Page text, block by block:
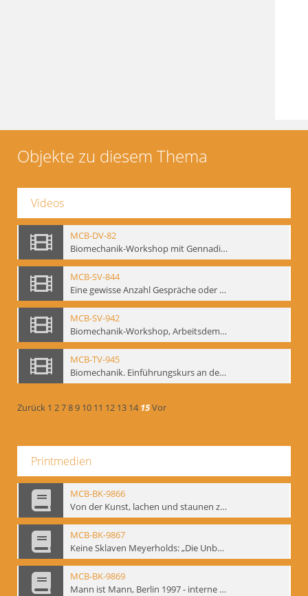
Objekte zu diesem Thema
Videos
MCB-DV-82
Biomechanik-Workshop mit Gennadij Bogdanow, Berlin, 1997
MCB-SV-844
Eine gewisse Anzahl Gespräche oder das völlig unbearbeitete Stundenbuch, Berlin 1995.
MCB-SV-942
Biomechanik-Workshop, Arbeitsdemonstration in der Staatsoper unter den Linden 2002
MCB-TV-945
Biomechanik. Einführungskurs an der HfS "Ernst Busch" 1995 (Vorarbeiten zu den Inszenierungen von T. Ostermeier u. Chr. v. Treskow). Teil 2
Zurück 1 2789 10 11 12 13 14 15Vor
Printmedien
MCB-BK-9866
Von der Kunst, lachen und staunen zu machen. Das Meyerhold-Projekt im bat Studiotheater - interne Signatur: BM-prt-63
MCB-BK-9867
Keine Sklaven Meyerholds: „Die Unbekannte“ und „Eine gewisse Anzahl Gespräche im bat“ - interne Signatur: BM-prt-64
MCB-BK-9869
Mann ist Mann, Berlin 1997 - interne Signatur: BM-prt-66